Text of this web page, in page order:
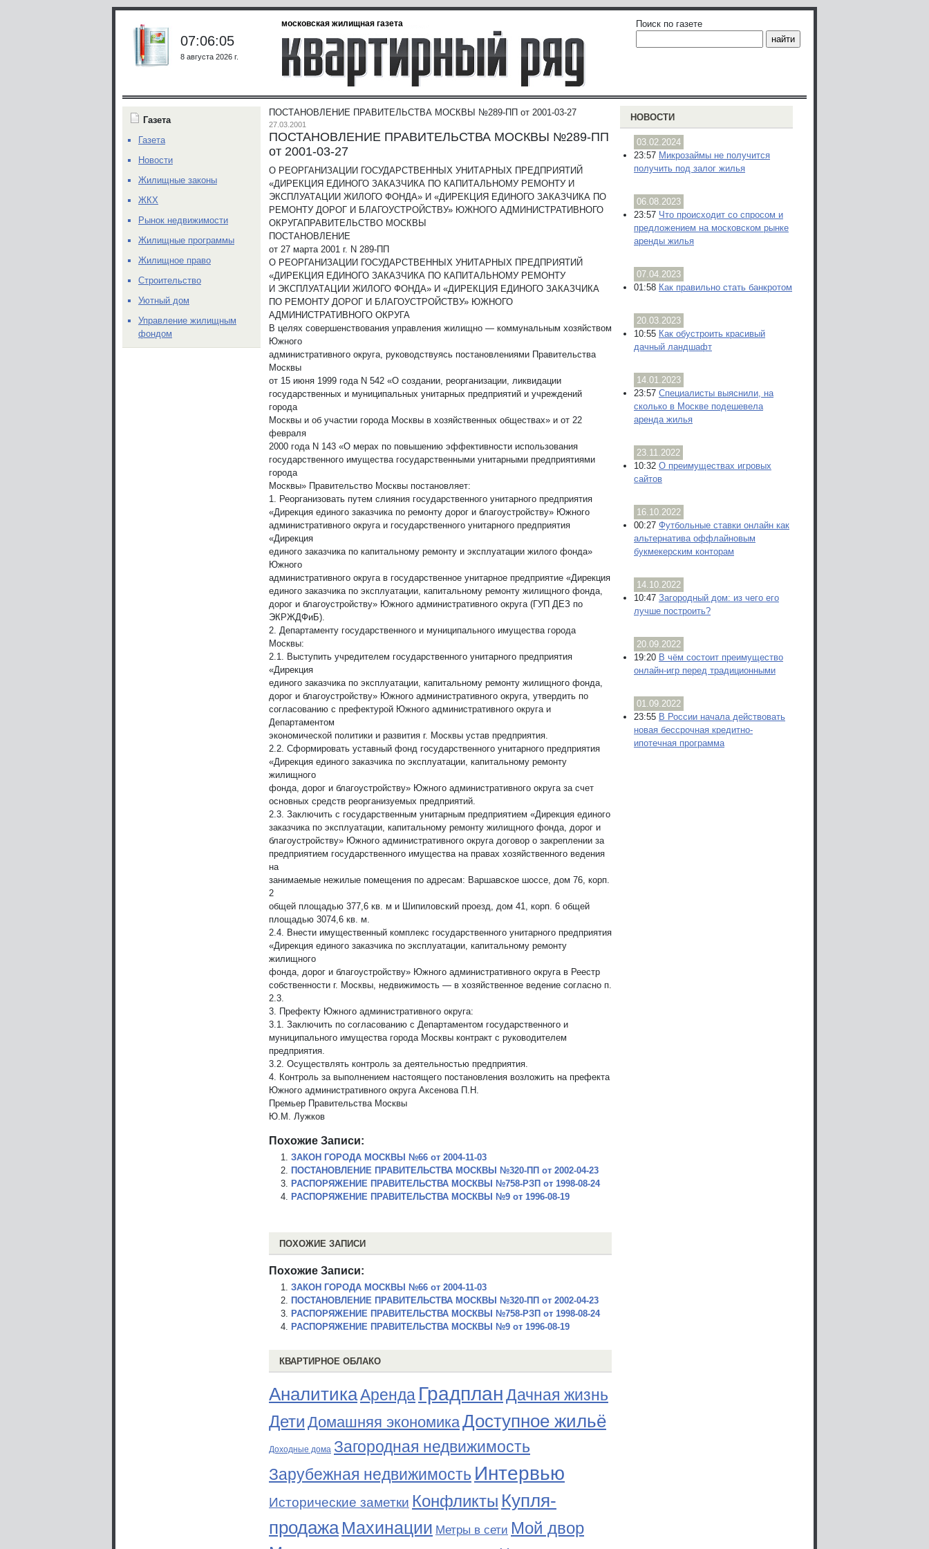
московская жилищная газета
07:06:05
8 августа 2026 г.
Поиск по газете
ПОСТАНОВЛЕНИЕ ПРАВИТЕЛЬСТВА МОСКВЫ №289-ПП от 2001-03-27
27.03.2001
ПОСТАНОВЛЕНИЕ ПРАВИТЕЛЬСТВА МОСКВЫ №289-ПП
от 2001-03-27
О РЕОРГАНИЗАЦИИ ГОСУДАРСТВЕННЫХ УНИТАРНЫХ ПРЕДПРИЯТИЙ
«ДИРЕКЦИЯ ЕДИНОГО ЗАКАЗЧИКА ПО КАПИТАЛЬНОМУ РЕМОНТУ И
ЭКСПЛУАТАЦИИ ЖИЛОГО ФОНДА» И «ДИРЕКЦИЯ ЕДИНОГО ЗАКАЗЧИКА ПО
РЕМОНТУ ДОРОГ И БЛАГОУСТРОЙСТВУ» ЮЖНОГО АДМИНИСТРАТИВНОГО
ОКРУГАПРАВИТЕЛЬСТВО МОСКВЫ
ПОСТАНОВЛЕНИЕ
от 27 марта 2001 г. N 289-ПП
О РЕОРГАНИЗАЦИИ ГОСУДАРСТВЕННЫХ УНИТАРНЫХ ПРЕДПРИЯТИЙ
«ДИРЕКЦИЯ ЕДИНОГО ЗАКАЗЧИКА ПО КАПИТАЛЬНОМУ РЕМОНТУ
И ЭКСПЛУАТАЦИИ ЖИЛОГО ФОНДА» И «ДИРЕКЦИЯ ЕДИНОГО ЗАКАЗЧИКА
ПО РЕМОНТУ ДОРОГ И БЛАГОУСТРОЙСТВУ» ЮЖНОГО
АДМИНИСТРАТИВНОГО ОКРУГА
В целях совершенствования управления жилищно — коммунальным хозяйством
Южного
административного округа, руководствуясь постановлениями Правительства
Москвы
от 15 июня 1999 года N 542 «О создании, реорганизации, ликвидации
государственных и муниципальных унитарных предприятий и учреждений
города
Москвы и об участии города Москвы в хозяйственных обществах» и от 22
февраля
2000 года N 143 «О мерах по повышению эффективности использования
государственного имущества государственными унитарными предприятиями
города
Москвы» Правительство Москвы постановляет:
1. Реорганизовать путем слияния государственного унитарного предприятия
«Дирекция единого заказчика по ремонту дорог и благоустройству» Южного
административного округа и государственного унитарного предприятия
«Дирекция
единого заказчика по капитальному ремонту и эксплуатации жилого фонда»
Южного
административного округа в государственное унитарное предприятие «Дирекция
единого заказчика по эксплуатации, капитальному ремонту жилищного фонда,
дорог и благоустройству» Южного административного округа (ГУП ДЕЗ по
ЭКРЖДФиБ).
2. Департаменту государственного и муниципального имущества города
Москвы:
2.1. Выступить учредителем государственного унитарного предприятия
«Дирекция
единого заказчика по эксплуатации, капитальному ремонту жилищного фонда,
дорог и благоустройству» Южного административного округа, утвердить по
согласованию с префектурой Южного административного округа и
Департаментом
экономической политики и развития г. Москвы устав предприятия.
2.2. Сформировать уставный фонд государственного унитарного предприятия
«Дирекция единого заказчика по эксплуатации, капитальному ремонту
жилищного
фонда, дорог и благоустройству» Южного административного округа за счет
основных средств реорганизуемых предприятий.
2.3. Заключить с государственным унитарным предприятием «Дирекция единого
заказчика по эксплуатации, капитальному ремонту жилищного фонда, дорог и
благоустройству» Южного административного округа договор о закреплении за
предприятием государственного имущества на правах хозяйственного ведения
на
занимаемые нежилые помещения по адресам: Варшавское шоссе, дом 76, корп.
2
общей площадью 377,6 кв. м и Шипиловский проезд, дом 41, корп. 6 общей
площадью 3074,6 кв. м.
2.4. Внести имущественный комплекс государственного унитарного предприятия
«Дирекция единого заказчика по эксплуатации, капитальному ремонту
жилищного
фонда, дорог и благоустройству» Южного административного округа в Реестр
собственности г. Москвы, недвижимость — в хозяйственное ведение согласно п.
2.3.
3. Префекту Южного административного округа:
3.1. Заключить по согласованию с Департаментом государственного и
муниципального имущества города Москвы контракт с руководителем
предприятия.
3.2. Осуществлять контроль за деятельностью предприятия.
4. Контроль за выполнением настоящего постановления возложить на префекта
Южного административного округа Аксенова П.Н.
Премьер Правительства Москвы
Ю.М. Лужков
Похожие Записи:
ЗАКОН ГОРОДА МОСКВЫ №66 от 2004-11-03
ПОСТАНОВЛЕНИЕ ПРАВИТЕЛЬСТВА МОСКВЫ №320-ПП от 2002-04-23
РАСПОРЯЖЕНИЕ ПРАВИТЕЛЬСТВА МОСКВЫ №758-РЗП от 1998-08-24
РАСПОРЯЖЕНИЕ ПРАВИТЕЛЬСТВА МОСКВЫ №9 от 1996-08-19
ПОХОЖИЕ ЗАПИСИ
Похожие Записи:
ЗАКОН ГОРОДА МОСКВЫ №66 от 2004-11-03
ПОСТАНОВЛЕНИЕ ПРАВИТЕЛЬСТВА МОСКВЫ №320-ПП от 2002-04-23
РАСПОРЯЖЕНИЕ ПРАВИТЕЛЬСТВА МОСКВЫ №758-РЗП от 1998-08-24
РАСПОРЯЖЕНИЕ ПРАВИТЕЛЬСТВА МОСКВЫ №9 от 1996-08-19
КВАРТИРНОЕ ОБЛАКО
АналитикаАренда ГрадпланДачная жизнь
Дети Домашняя экономикаДоступное жильё
Доходные дома Загородная недвижимость
Зарубежная недвижимость Интервью
Исторические заметки Конфликты Купля-
продажа Махинации Метры в сети Мой двор
НОВОСТИ
03.02.2024
23:57 Микрозаймы не получится
получить под залог жилья
06.08.2023
23:57 Что происходит со спросом и
предложением на московском рынке
аренды жилья
07.04.2023
01:58 Как правильно стать банкротом
20.03.2023
10:55 Как обустроить красивый
дачный ландшафт
14.01.2023
23:57 Специалисты выяснили, на
сколько в Москве подешевела
аренда жилья
23.11.2022
10:32 О преимуществах игровых
сайтов
16.10.2022
00:27 Футбольные ставки онлайн как
альтернатива оффлайновым
букмекерским конторам
14.10.2022
10:47 Загородный дом: из чего его
лучше построить?
20.09.2022
19:20 В чём состоит преимущество
онлайн-игр перед традиционными
01.09.2022
23:55 В России начала действовать
новая бессрочная кредитно-
ипотечная программа
Газета
Газета
Новости
Жилищные законы
ЖКХ
Рынок недвижимости
Жилищные программы
Жилищное право
Строительство
Уютный дом
Управление жилищным
фондом